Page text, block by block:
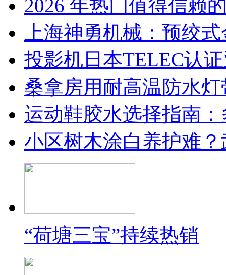
2026 年热门值得信赖
上海神勇机械：预绞
投影机日本TELEC认
桑拿房用耐高温防水
运动鞋胶水选择指南
小区树木涂白养护难
“荷塘三宝”持续热销